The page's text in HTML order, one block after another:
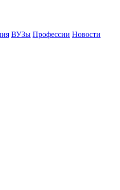
ВУЗы Профессии Новости